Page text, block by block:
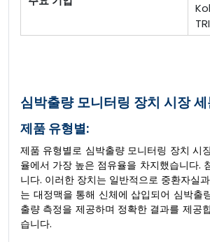
심박출량 모니터링 장치 시장
제품 유형별:
제품 유형별로 심박출량 모니터링 장치 시
율에서 가장 높은 점유율을 차지했습니다.
니다. 이러한 장치는 일반적으로 중환자실
는 대정맥을 통해 신체에 삽입되어 심박출
출량 측정을 제공하며 정확한 결과를 제공
습니다.